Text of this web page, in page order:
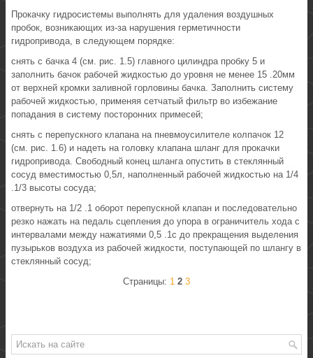
Прокачку гидросистемы выполнять для удаления воздушных
пробок, возникающих из-за нарушения герметичности
гидропривода, в следующем порядке:
снять с бачка 4 (см. рис. 1.5) главного цилиндра пробку 5 и
заполнить бачок рабочей жидкостью до уровня не менее 15 .20мм
от верхней кромки заливной горловины бачка. Заполнить систему
рабочей жидкостью, применяя сетчатый фильтр во избежание
попадания в систему посторонних примесей;
снять с перепускного клапана на пневмоусилителе колпачок 12
(см. рис. 1.6) и надеть на головку клапана шланг для прокачки
гидропривода. Свободный конец шланга опустить в стеклянный
сосуд вместимостью 0,5л, наполненный рабочей жидкостью на 1/4
.1/3 высоты сосуда;
отвернуть на 1/2 .1 оборот перепускной клапан и последовательно
резко нажать на педаль сцепления до упора в ограничитель хода с
интервалами между нажатиями 0,5 .1с до прекращения выделения
пузырьков воздуха из рабочей жидкости, поступающей по шлангу в
стеклянный сосуд;
Страницы: 1 2 3